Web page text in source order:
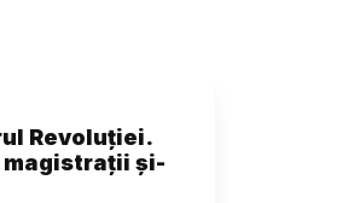
Revoluției.
magistrații și-